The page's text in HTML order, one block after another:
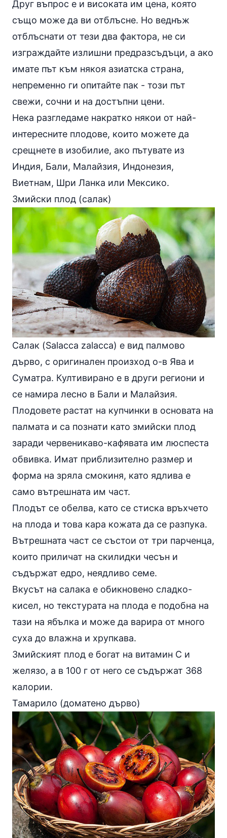
Друг въпрос е и високата им цена, която
също може да ви отблъсне. Но веднъж
отблъснати от тези два фактора, не си
изграждайте излишни предразсъдъци, а ако
имате път към някоя азиатска страна,
непременно ги опитайте пак - този път
свежи, сочни и на достъпни цени.
Нека разгледаме накратко някои от най-
интересните плодове, които можете да
срещнете в изобилие, ако пътувате из
Индия, Бали, Малайзия, Индонезия,
Виетнам, Шри Ланка или Мексико.
Змийски плод (салак)
Салак (Salacca zalacca) е вид палмово
дърво, с оригинален произход о-в Ява и
Суматра. Култивирано е в други региони и
се намира лесно в Бали и Малайзия.
Плодовете растат на купчинки в основата на
палмата и са познати като змийски плод
заради червеникаво-кафявата им люспеста
обвивка. Имат приблизително размер и
форма на зряла смокиня, като ядлива е
само вътрешната им част.
Плодът се обелва, като се стиска връхчето
на плода и това кара кожата да се разпука.
Вътрешната част се състои от три парченца,
които приличат на скилидки чесън и
съдържат едро, неядливо семе.
Вкусът на салака е обикновено сладко-
кисел, но текстурата на плода е подобна на
тази на ябълка и може да варира от много
суха до влажна и хрупкава.
Змийският плод е богат на витамин С и
желязо, а в 100 г от него се съдържат 368
калории.
Тамарило (доматено дърво)